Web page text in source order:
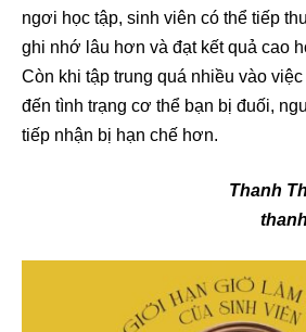
ngơi học tập, sinh viên có thể tiếp
ghi nhớ lâu hơn và đạt kết quả cao
Còn khi tập trung quá nhiều vào
đến tình trạng cơ thể bạn bị đuối,
tiếp nhận bị hạn chế hơn.
Thanh